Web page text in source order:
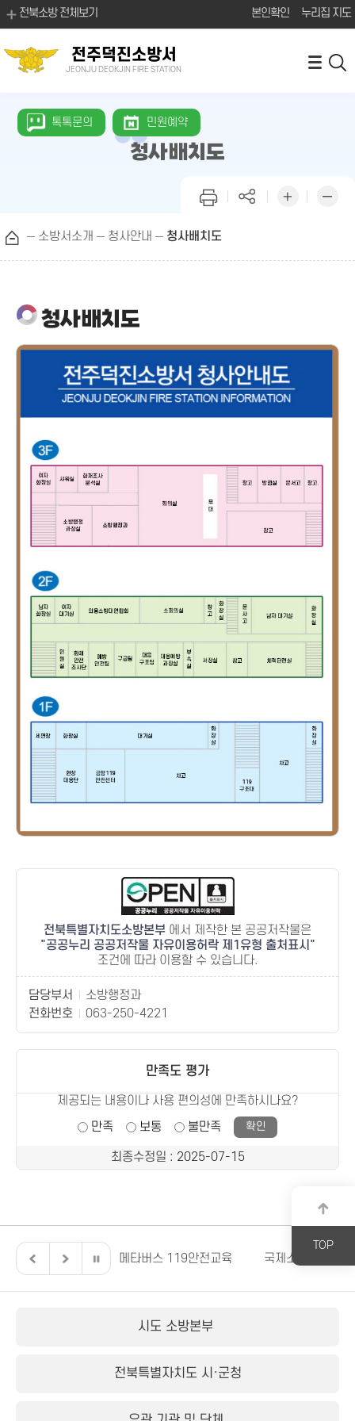
전북소방 전체보기 본인확인 누리집 지도
전주덕진소방서
JEONJU DEOKJIN FIRE STATION
톡톡문의 민원예약
청사배치도
소방서소개 청사안내 청사배치도
청사배치도
전북특별자치도소방본부 에서 제작한 본 공공저작물은
공공누리 공공저작물 자유이용허락 제1유형 출처표시
조건에 따라 이용할 수 있습니다.
담당부서
소방행정과
전화번호
063-250-4221
만족도 평가
제공되는 내용이나 사용 편의성에 만족하시나요?
만족
보통 불만족
최종수정일 : 2025-07-15
TOP
전북특별자치도 메타버스 119안전교육 국제소방안전박
시도 소방본부
전북특별자치도 시·군청